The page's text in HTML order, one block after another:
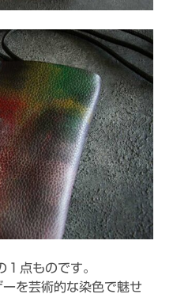
点ものです。
を芸術的な染色で魅せ